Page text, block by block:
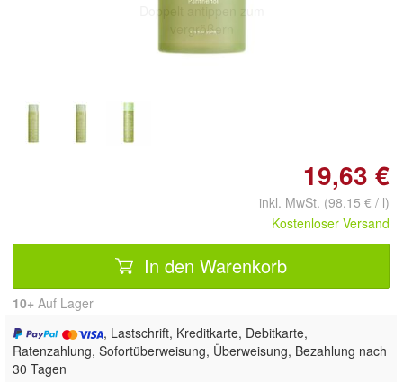
Doppelt antippen zum
vergrößern
19,63 €
inkl. MwSt. (98,15 € / l)
Kostenloser Versand
In den Warenkorb
10+ Auf Lager
, Lastschrift, Kreditkarte, Debitkarte,
Ratenzahlung, Sofortüberweisung, Überweisung, Bezahlung nach
30 Tagen